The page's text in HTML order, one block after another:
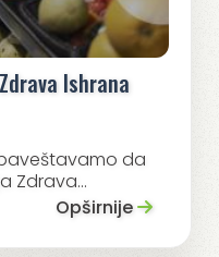
Ishrana
da
Zdrava...
Opširnije